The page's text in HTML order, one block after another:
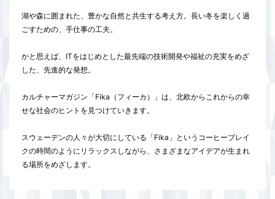
湖や森に囲まれた、豊かな自然と共生する考え方。長い冬を楽しく過
ごすための、手仕事の工夫。
かと思えば、ITをはじめとした最先端の技術開発や福祉の充実をめざ
した、先進的な発想。
カルチャーマガジン「Fika（フィーカ）」は、北欧からこれからの幸
せな社会のヒントを見つけていきます。
スウェーデンの人々が大切にしている「Fika」というコーヒーブレイ
クの時間のようにリラックスしながら、さまざまなアイデアが生まれ
る場所をめざします。